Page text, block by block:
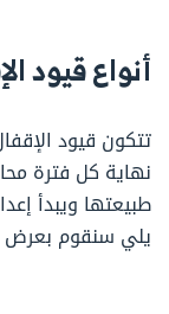
أنواع قيود
تتكون قيود
نهاية كل فترة
طبيعتها ويبدأ
يلي سنقوم بعرض